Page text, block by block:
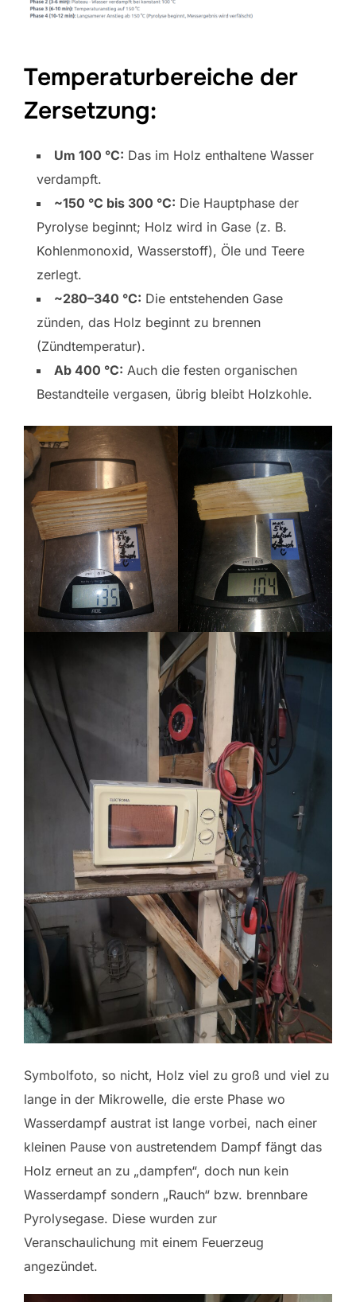
Temperaturbereiche der
Zersetzung:
Um 100 °C: Das im Holz enthaltene Wasser
verdampft.
~150 °C bis 300 °C: Die Hauptphase der
Pyrolyse beginnt; Holz wird in Gase (z. B.
Kohlenmonoxid, Wasserstoff), Öle und Teere
zerlegt.
~280–340 °C: Die entstehenden Gase
zünden, das Holz beginnt zu brennen
(Zündtemperatur).
Ab 400 °C: Auch die festen organischen
Bestandteile vergasen, übrig bleibt Holzkohle.
Symbolfoto, so nicht, Holz viel zu groß und viel zu
lange in der Mikrowelle, die erste Phase wo
Wasserdampf austrat ist lange vorbei, nach einer
kleinen Pause von austretendem Dampf fängt das
Holz erneut an zu „dampfen“, doch nun kein
Wasserdampf sondern „Rauch“ bzw. brennbare
Pyrolysegase. Diese wurden zur
Veranschaulichung mit einem Feuerzeug
angezündet.